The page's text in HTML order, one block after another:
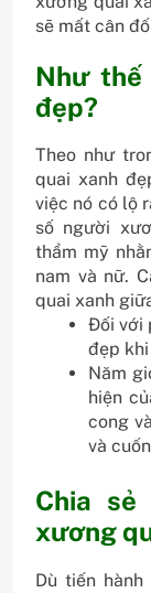
sẽ mất cân
Như thế
đẹp?
Theo như
quai xanh
việc nó có lộ
số người
thẩm mỹ
nam và nữ.
quai xanh
Đối với
đẹp khi
Năm
hiện
cong
và
Chia
xương
Dù tiến